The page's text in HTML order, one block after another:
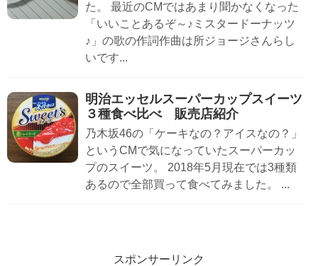
た。 最近のCMではあまり聞かなくなった
「いいことあるぞ～♪ミスタードーナッツ
♪」の歌の作詞作曲は所ジョージさんらし
いです...
明治エッセルスーパーカップスイーツ
３種食べ比べ 販売店紹介
乃木坂46の「ケーキなの？アイスなの？」
というCMで気になっていたスーパーカッ
プのスイーツ。 2018年5月現在では3種類
あるので全部買って食べてみました。 ...
スポンサーリンク